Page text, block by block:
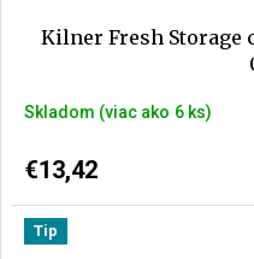
Kilner Fresh Storage
Skladom (>6 ks)
€13,42
Tip